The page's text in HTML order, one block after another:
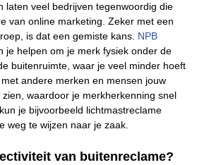
laten veel bedrijven tegenwoordig die
van online marketing. Zeker met een
is dat een gemiste kans. NPB
je helpen om je merk fysiek onder de
buitenruimte, waar je veel minder hoeft
andere merken en mensen jouw
waardoor je merkherkenning snel
je bijvoorbeeld lichtmastreclame
weg te wijzen naar je zaak.
van buitenreclame?